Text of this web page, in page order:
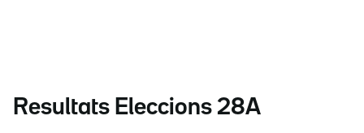
Resultats Eleccions 28A